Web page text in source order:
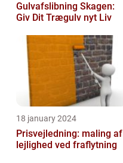
Gulvafslibning Skagen:
Giv Dit Trægulv nyt Liv
18 january 2024
Prisvejledning: maling af
lejlighed ved fraflytning